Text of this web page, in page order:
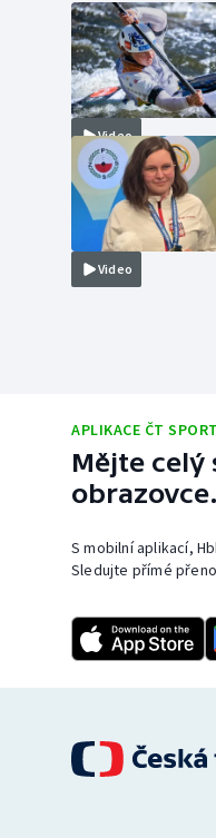
Video
Video
APLIKACE ČT SPORT
Mějte celý
obrazovce.
S mobilní aplikací,
Sledujte přímé